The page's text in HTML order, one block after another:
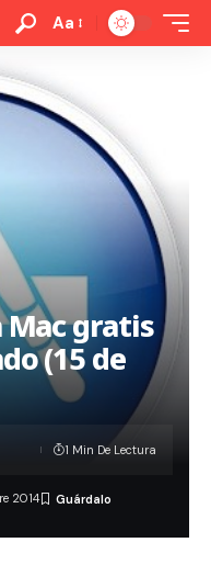
Aa
Mac gratis
(15 de
2014
1 Min De Lectura